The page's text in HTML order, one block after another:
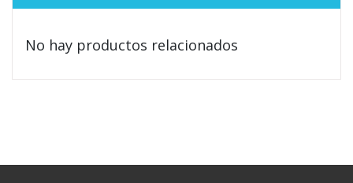
No hay productos relacionados